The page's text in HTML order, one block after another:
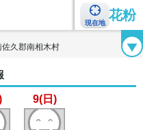
現在地
花粉
ェックシート 花粉症ハンドブック
佐久郡南相木村
9(日)